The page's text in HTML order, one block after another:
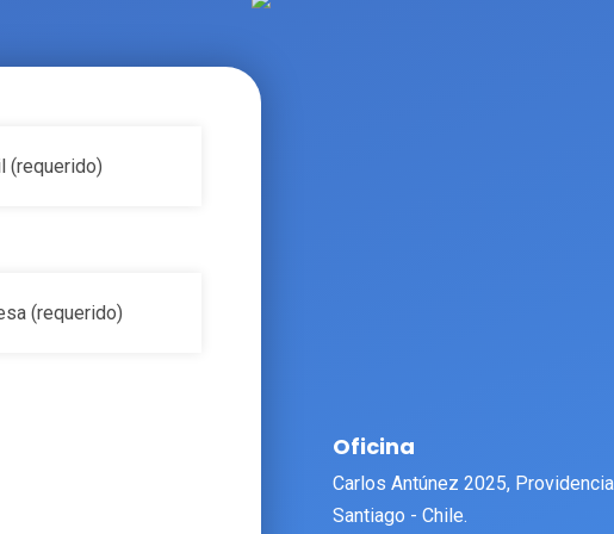
Oficina
Carlos Antúnez 2025,
Santiago - Chile.